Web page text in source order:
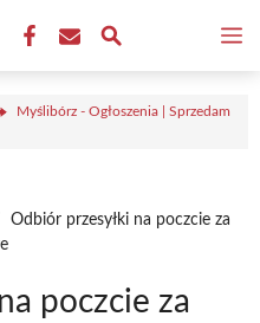
Myślibórz - Ogłoszenia | Sprzedam
Odbiór przesyłki na poczcie za
poczcie za